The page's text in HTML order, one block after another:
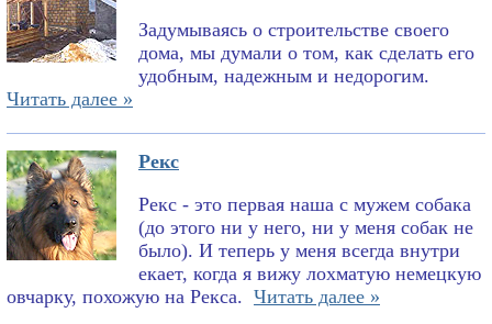
Задумываясь о строительстве своего
дома, мы думали о том, как сделать его
удобным, надежным и недорогим.
Читать далее »
Рекс
Рекс - это первая наша с мужем собака
(до этого ни у него, ни у меня собак не
было). И теперь у меня всегда внутри
екает, когда я вижу лохматую немецкую
овчарку, похожую на Рекса. Читать далее »